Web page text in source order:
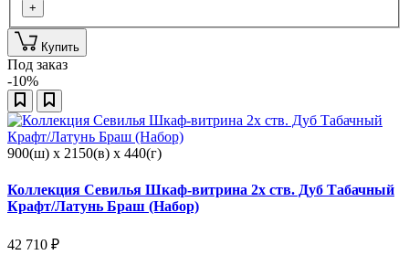
+
Купить
Под заказ
-10%
900(ш) x 2150(в) x 440(г)
Коллекция Севилья Шкаф-витрина 2х ств. Дуб Табачный
Крафт/Латунь Браш (Набор)
42 710 ₽